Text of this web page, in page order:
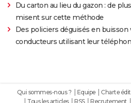
Du carton au lieu du gazon : de
misent sur cette méthode
Des policiers déguisés en buisson
conducteurs utilisant leur
Qui sommes-nous ? Equipe Charte
Tous les articles
RSS Recrutement